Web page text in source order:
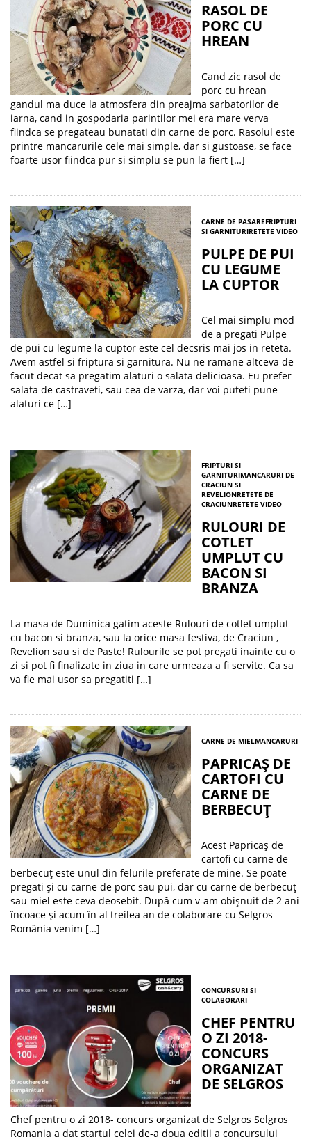
RASOL DE
PORC CU
HREAN
Cand zic rasol de
porc cu hrean
gandul ma duce la atmosfera din preajma sarbatorilor de
iarna, cand in gospodaria parintilor mei era mare verva
fiindca se pregateau bunatati din carne de porc. Rasolul este
printre mancarurile cele mai simple, dar si gustoase, se face
foarte usor fiindca pur si simplu se pun la fiert […]
CARNE DE PASAREFRIPTURI
SI GARNITURIRETETE VIDEO
PULPE DE PUI
CU LEGUME
LA CUPTOR
Cel mai simplu mod
de a pregati Pulpe
de pui cu legume la cuptor este cel decsris mai jos in reteta.
Avem astfel si friptura si garnitura. Nu ne ramane altceva de
facut decat sa pregatim alaturi o salata delicioasa. Eu prefer
salata de castraveti, sau cea de varza, dar voi puteti pune
alaturi ce […]
FRIPTURI SI
GARNITURIMANCARURI DE
CRACIUN SI
REVELIONRETETE DE
CRACIUNRETETE VIDEO
RULOURI DE
COTLET
UMPLUT CU
BACON SI
BRANZA
La masa de Duminica gatim aceste Rulouri de cotlet umplut
cu bacon si branza, sau la orice masa festiva, de Craciun ,
Revelion sau si de Paste! Rulourile se pot pregati inainte cu o
zi si pot fi finalizate in ziua in care urmeaza a fi servite. Ca sa
va fie mai usor sa pregatiti […]
CARNE DE MIELMANCARURI
PAPRICAȘ DE
CARTOFI CU
CARNE DE
BERBECUȚ
Acest Papricaș de
cartofi cu carne de
berbecuț este unul din felurile preferate de mine. Se poate
pregati și cu carne de porc sau pui, dar cu carne de berbecuț
sau miel este ceva deosebit. După cum v-am obișnuit de 2 ani
încoace și acum în al treilea an de colaborare cu Selgros
România venim […]
CONCURSURI SI
COLABORARI
CHEF PENTRU
O ZI 2018-
CONCURS
ORGANIZAT
DE SELGROS
Chef pentru o zi 2018- concurs organizat de Selgros Selgros
Romania a dat startul celei de-a doua editii a concursului